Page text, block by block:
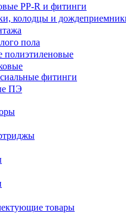
PP-R и фитинги
колодцы и
пола
полиэтиленовые
фитинги
ПЭ
товары